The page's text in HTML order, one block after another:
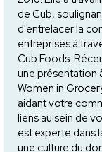
de Cub,
d'entrelacer la
entreprises à
Cub Foods.
une présentation
Women in
aidant votre
liens au sein de
est experte dans
une culture du